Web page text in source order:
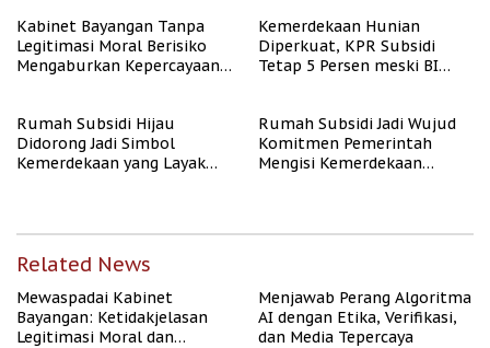
Kabinet Bayangan Tanpa
Legitimasi Moral Berisiko
Mengaburkan Kepercayaan
Kemerdekaan Hunian
Diperkuat, KPR Subsidi
Tetap 5 Persen meski BI
Rumah Subsidi Hijau
Didorong Jadi Simbol
Kemerdekaan yang Layak
Rumah Subsidi Jadi Wujud
Komitmen Pemerintah
Mengisi Kemerdekaan
Related News
Mewaspadai Kabinet
Bayangan: Ketidakjelasan
Legitimasi Moral dan
Menjawab Perang Algoritma
AI dengan Etika, Verifikasi,
dan Media Tepercaya